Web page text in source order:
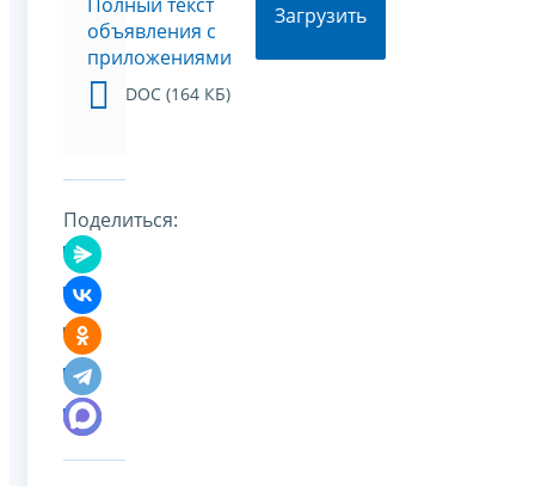
объявления с
приложениями
DOC (164 КБ)
Загрузить
Поделиться: